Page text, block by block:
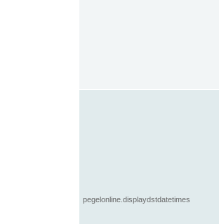
pegelonline.displaydstdatetimes